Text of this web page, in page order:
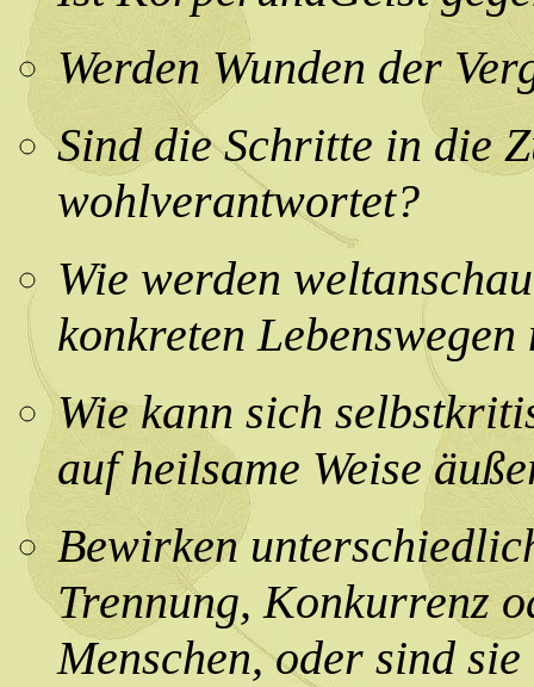
Werden Wunden der
Sind die Schritte in die
wohlverantwortet?
Wie werden
konkreten Lebenswegen
Wie kann sich
auf heilsame Weise
Bewirken
Trennung, Konkurrenz
Menschen, oder sind